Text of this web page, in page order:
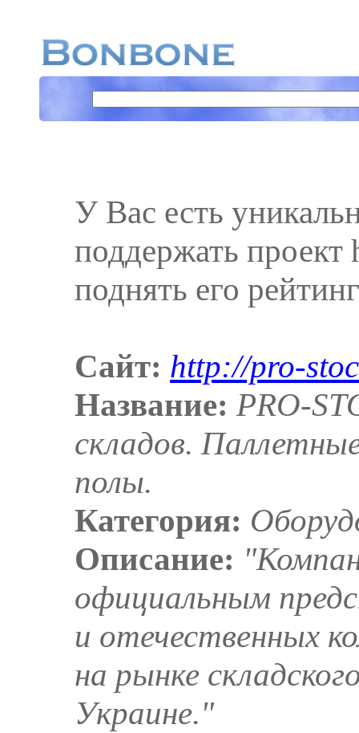
У Вас есть
поддержать
поднять его
Сайт: http://pro-
Название: PRO-
складов.
полы.
Категория:
Описание:
официальным
и отечественных
на рынке
Украине."